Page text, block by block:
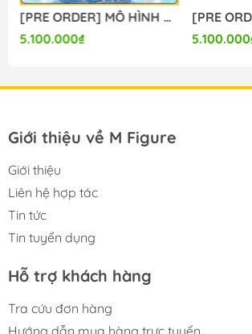
[PRE ORDER] MÔ HÌNH Chisa Swimsuit Ver. - Wuthering Waves (Yaomengmeng Studio) FIGURE CHÍNH HÃNG
5.100.000₫
5.100.000₫
Giới thiệu về M Figure
Giới thiệu
Liên hệ hợp tác
Tin tức
Tin tuyển dụng
Hỗ trợ khách hàng
Tra cứu đơn hàng
Hướng dẫn mua hàng trực tuyến